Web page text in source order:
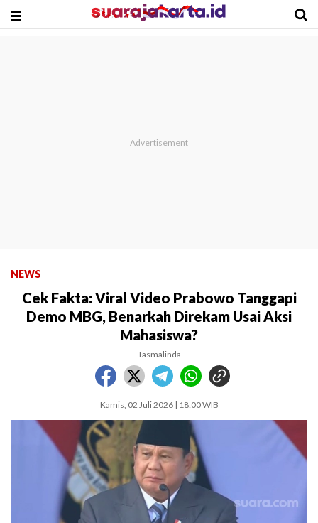
NEWS
Cek Fakta: Viral Video Prabowo Tanggapi
Demo MBG, Benarkah Direkam Usai Aksi
Mahasiswa?
Tasmalinda
Kamis, 02 Juli 2026 | 18:00 WIB